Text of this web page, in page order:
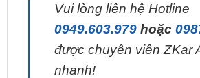
Vui lòng liên hệ Hotline
0949.603.979hoặc
được chuyên viên ZKar
nhanh!